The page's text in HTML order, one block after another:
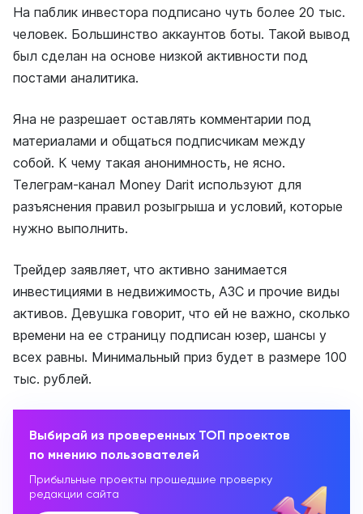
На паблик инвестора подписано чуть более 20 тыс.
человек. Большинство аккаунтов боты. Такой вывод
был сделан на основе низкой активности под
постами аналитика.
Яна не разрешает оставлять комментарии под
материалами и общаться подписчикам между
собой. К чему такая анонимность, не ясно.
Телеграм-канал Money Darit используют для
разъяснения правил розыгрыша и условий, которые
нужно выполнить.
Трейдер заявляет, что активно занимается
инвестициями в недвижимость, АЗС и прочие виды
активов. Девушка говорит, что ей не важно, сколько
времени на ее страницу подписан юзер, шансы у
всех равны. Минимальный приз будет в размере 100
тыс. рублей.
Выбирай из проверенных ТОП проектов
по мнению пользователей
Прибыльные проекты прошедшие проверку
редакции сайта